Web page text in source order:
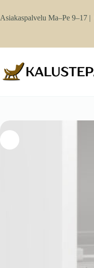
content
Asiakaspalvelu Ma–Pe 9–17 |